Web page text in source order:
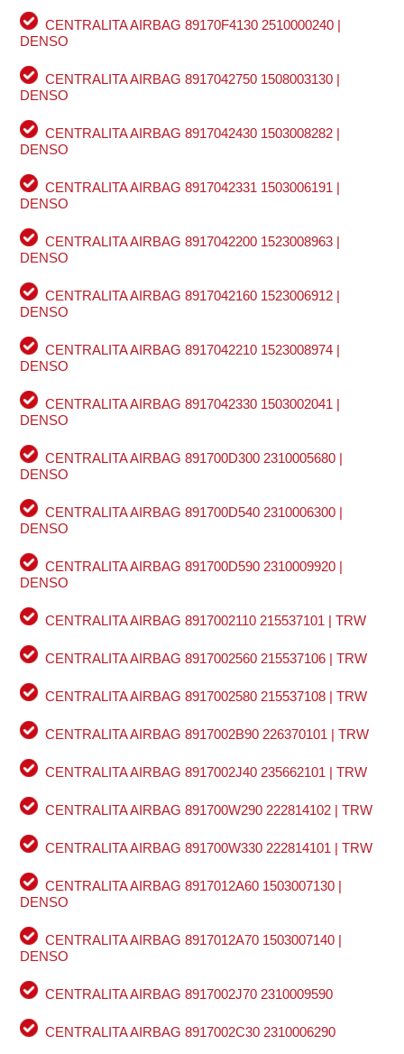
CENTRALITA AIRBAG 89170F4130 2510000240 |
DENSO
CENTRALITA AIRBAG 8917042750 1508003130 |
DENSO
CENTRALITA AIRBAG 8917042430 1503008282 |
DENSO
CENTRALITA AIRBAG 8917042331 1503006191 |
DENSO
CENTRALITA AIRBAG 8917042200 1523008963 |
DENSO
CENTRALITA AIRBAG 8917042160 1523006912 |
DENSO
CENTRALITA AIRBAG 8917042210 1523008974 |
DENSO
CENTRALITA AIRBAG 8917042330 1503002041 |
DENSO
CENTRALITA AIRBAG 891700D300 2310005680 |
DENSO
CENTRALITA AIRBAG 891700D540 2310006300 |
DENSO
CENTRALITA AIRBAG 891700D590 2310009920 |
DENSO
CENTRALITA AIRBAG 8917002110 215537101 | TRW
CENTRALITA AIRBAG 8917002560 215537106 | TRW
CENTRALITA AIRBAG 8917002580 215537108 | TRW
CENTRALITA AIRBAG 8917002B90 226370101 | TRW
CENTRALITA AIRBAG 8917002J40 235662101 | TRW
CENTRALITA AIRBAG 891700W290 222814102 | TRW
CENTRALITA AIRBAG 891700W330 222814101 | TRW
CENTRALITA AIRBAG 8917012A60 1503007130 |
DENSO
CENTRALITA AIRBAG 8917012A70 1503007140 |
DENSO
CENTRALITA AIRBAG 8917002J70 2310009590
CENTRALITA AIRBAG 8917002C30 2310006290